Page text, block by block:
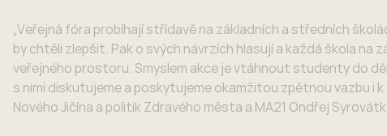
„Veřejná fóra probíhají střídavě na základních a středních
by chtěli zlepšit. Pak o svých návrzích hlasují a každá škola
veřejného prostoru. Smyslem akce je vtáhnout studenty do
s nimi diskutujeme a poskytujeme okamžitou zpětnou vazbu
Nového Jičína a politik Zdravého města a MA21 Ondřej